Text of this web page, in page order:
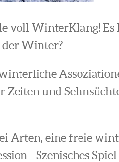
voll WinterKlang! Es
der Winter?
und
Arten, eine freie
- Szenisches